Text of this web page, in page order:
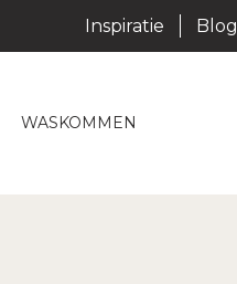
Inspiratie Blog
WASKOMMEN